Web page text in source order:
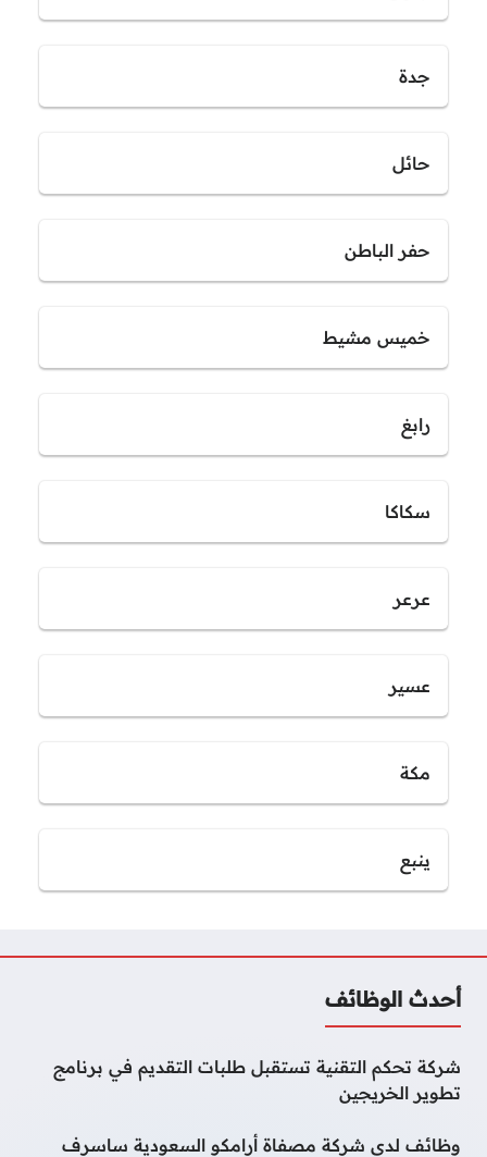
جدة
حائل
حفر الباطن
خميس مشيط
رابغ
سكاكا
عرعر
عسير
مكة
ينبع
أحدث الوظائف
شركة تحكم التقنية تستقبل طلبات التقديم في برنامج
تطوير الخريجين
وظائف لدى شركة مصفاة أرامكو السعودية ساسرف